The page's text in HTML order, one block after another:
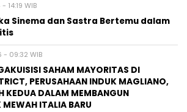
14:19 WIB
Sinema dan Sastra Bertemu dalam
09:32 WIB
SAHAM MAYORITAS DI
PERUSAHAAN INDUK MAGLIANO,
KEDUA DALAM MEMBANGUN
MEWAH ITALIA BARU